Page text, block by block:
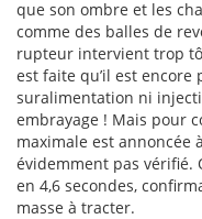
que son ombre et les
comme des balles de
rupteur intervient trop
est faite qu’il est encore
suralimentation ni
embrayage ! Mais pour
maximale est annoncée
évidemment pas vérifié.
en 4,6 secondes,
masse à tracter.